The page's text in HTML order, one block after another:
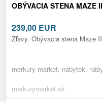
OBÝVACIA STENA MAZE
239,00 EUR
Zľavy. Obývacia stena Maze
merkury market, nábytok,
merkurymarket.sk